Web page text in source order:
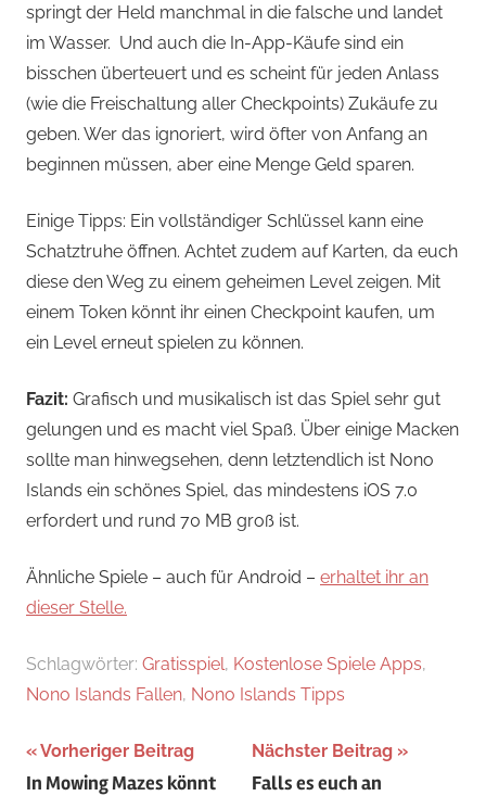
springt der Held manchmal in die falsche und landet
im Wasser. Und auch die In-App-Käufe sind ein
bisschen überteuert und es scheint für jeden Anlass
(wie die Freischaltung aller Checkpoints) Zukäufe zu
geben. Wer das ignoriert, wird öfter von Anfang an
beginnen müssen, aber eine Menge Geld sparen.
Einige Tipps: Ein vollständiger Schlüssel kann eine
Schatztruhe öffnen. Achtet zudem auf Karten, da euch
diese den Weg zu einem geheimen Level zeigen. Mit
einem Token könnt ihr einen Checkpoint kaufen, um
ein Level erneut spielen zu können.
Fazit: Grafisch und musikalisch ist das Spiel sehr gut
gelungen und es macht viel Spaß. Über einige Macken
sollte man hinwegsehen, denn letztendlich ist Nono
Islands ein schönes Spiel, das mindestens iOS 7.0
erfordert und rund 70 MB groß ist.
Ähnliche Spiele – auch für Android – erhaltet ihr an
dieser Stelle.
Schlagwörter: Gratisspiel, Kostenlose Spiele Apps,
Nono Islands Fallen, Nono Islands Tipps
Beitragsnavigation
Vorheriger Beitrag
In Mowing Mazes könnt
Nächster Beitrag
Falls es euch an